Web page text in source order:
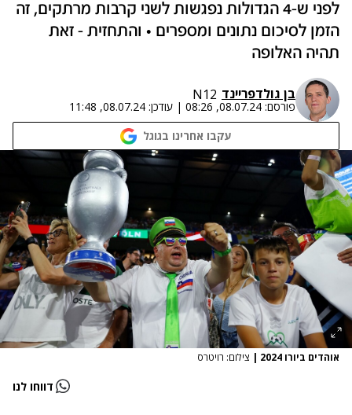
לפני ש-4 הגדולות נפגשות לשני קרבות מרתקים, זה
הזמן לסיכום נתונים ומספרים • והתחזית - זאת
תהיה האלופה
בן גולדפריינד N12
פורסם: 08.07.24, 08:26
| עודכן: 08.07.24, 11:48
עקבו אחרינו בגוגל
אוהדים ביורו 2024 | צילום: רויטרס
דווחו לנו